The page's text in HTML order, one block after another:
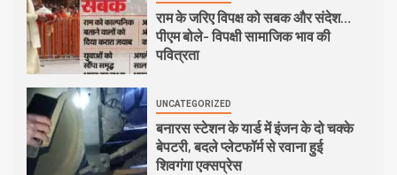
राम के जरिए विपक्ष को सबक और संदेश…
पीएम बोले- विपक्षी सामाजिक भाव की
पवित्रता
UNCATEGORIZED
बनारस स्टेशन के यार्ड में इंजन के दो चक्के
बेपटरी, बदले प्लेटफॉर्म से रवाना हुई
शिवगंगा एक्सप्रेस